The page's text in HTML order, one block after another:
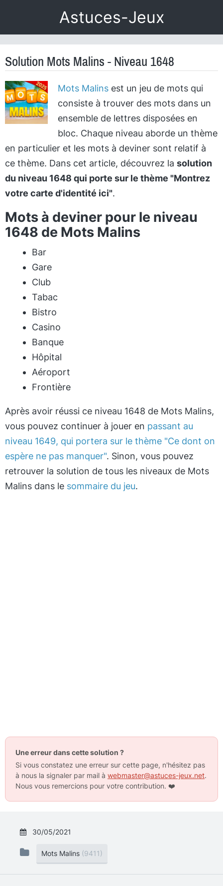
Astuces-Jeux
Solution Mots Malins - Niveau 1648
Mots Malinsest un jeu de mots qui
consiste à trouver des mots dans un
ensemble de lettres disposées en
bloc. Chaque niveau aborde un thème
en particulier et les mots à deviner sont relatif à
ce thème. Dans cet article, découvrez la solution
du niveau 1648 qui porte sur le thème "Montrez
votre carte d'identité ici".
Mots à deviner pour le niveau
1648 de Mots Malins
Bar
Gare
Club
Tabac
Bistro
Casino
Banque
Hôpital
Aéroport
Frontière
Après avoir réussi ce niveau 1648 de Mots Malins,
vous pouvez continuer à jouer en passant au
niveau 1649, qui portera sur le thème "Ce dont on
espère ne pas manquer". Sinon, vous pouvez
retrouver la solution de tous les niveaux de Mots
Malins dans le sommaire du jeu.
Une erreur dans cette solution ?
Si vous constatez une erreur sur cette page, n'hésitez pas
à nous la signaler par mail à webmaster@astuces-jeux.net.
Nous vous remercions pour votre contribution. ❤️
30/05/2021
Mots Malins (9411)